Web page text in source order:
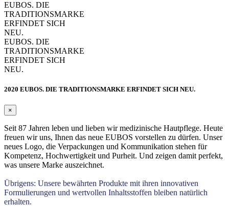
EUBOS. DIE
TRADITIONSMARKE
ERFINDET SICH
NEU.
EUBOS. DIE
TRADITIONSMARKE
ERFINDET SICH
NEU.
2020 EUBOS. DIE TRADITIONSMARKE ERFINDET SICH NEU.
×
Seit 87 Jahren leben und lieben wir medizinische Hautpflege. Heute
freuen wir uns, Ihnen das neue EUBOS vorstellen zu dürfen. Unser
neues Logo, die Verpackungen und Kommunikation stehen für
Kompetenz, Hochwertigkeit und Purheit. Und zeigen damit perfekt,
was unsere Marke auszeichnet.
Übrigens: Unsere bewährten Produkte mit ihren innovativen
Formulierungen und wertvollen Inhaltsstoffen bleiben natürlich
erhalten.